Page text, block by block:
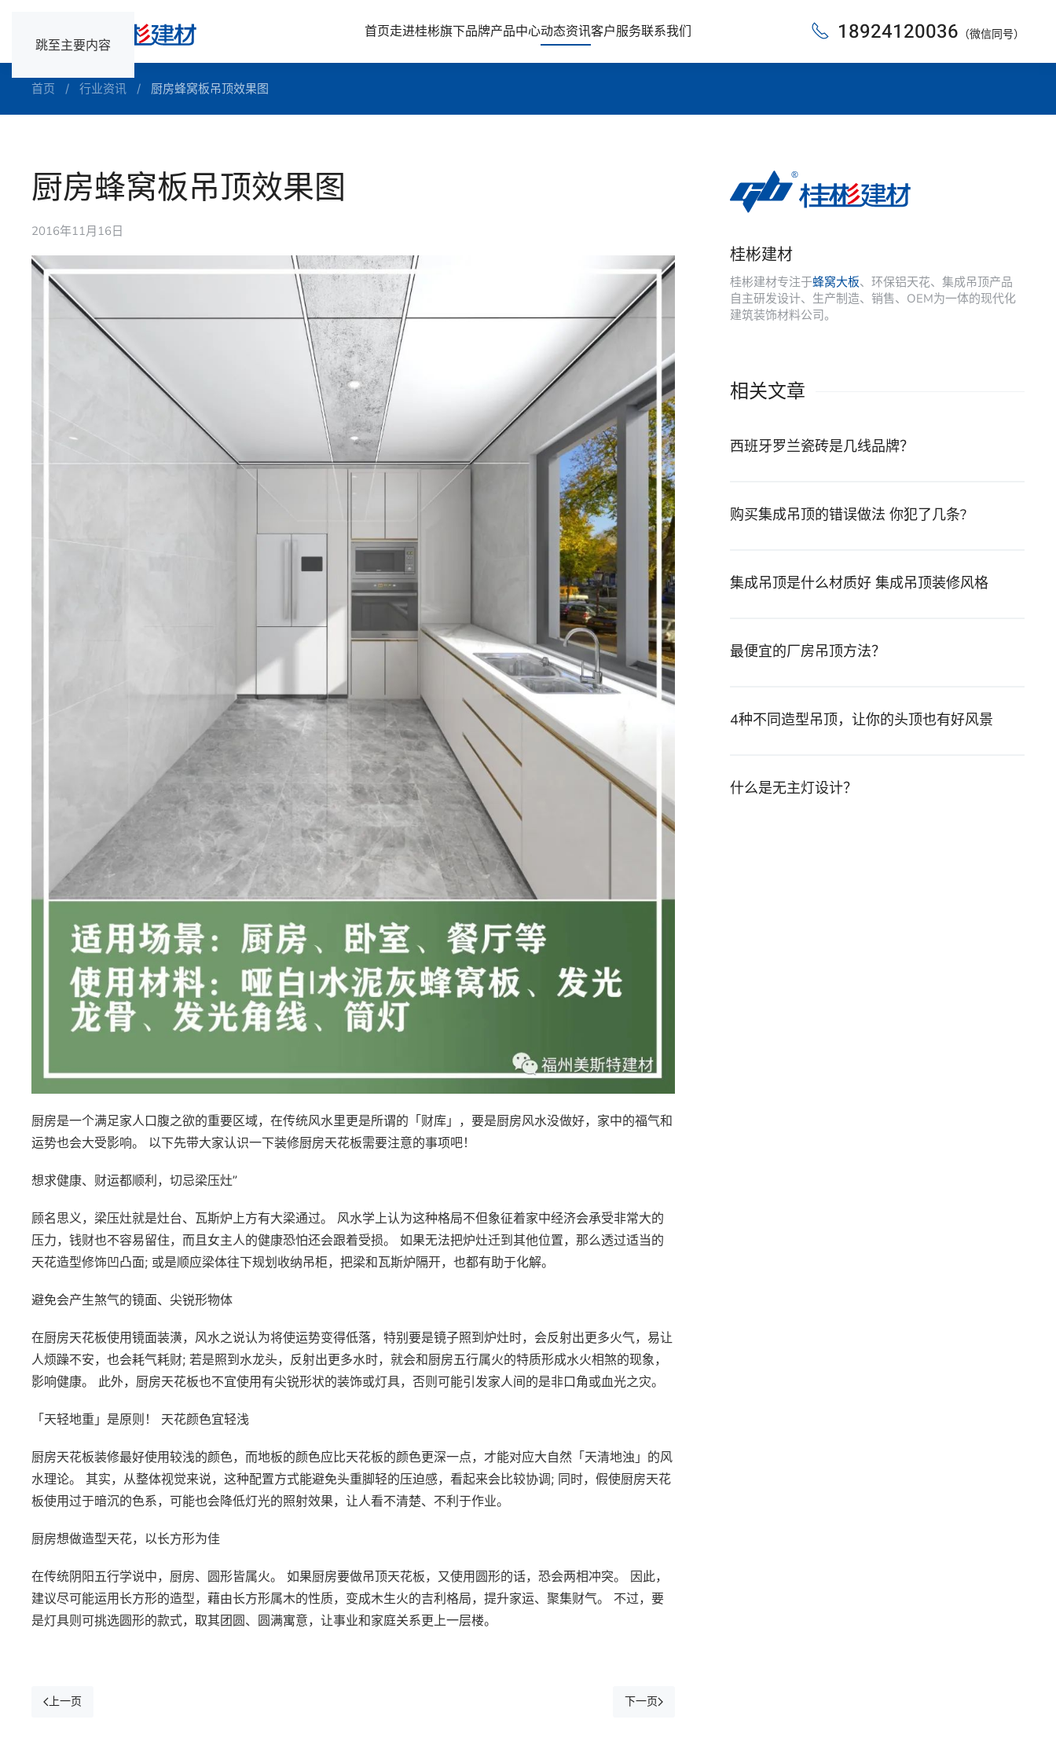
跳至主要内容
首页走进桂彬旗下品牌产品中心动态资讯客户服务联系我们 18924120036 （微信同号）
首页 行业资讯 厨房蜂窝板吊顶效果图
厨房蜂窝板吊顶效果图
2016年11月16日
厨房是一个满足家人口腹之欲的重要区域，在传统风水里更是所谓的「财库」，要是厨房风水没做好，家中的福气和
运势也会大受影响。 以下先带大家认识一下装修厨房天花板需要注意的事项吧！
想求健康、财运都顺利，切忌梁压灶”
顾名思义，梁压灶就是灶台、瓦斯炉上方有大梁通过。 风水学上认为这种格局不但象征着家中经济会承受非常大的
压力，钱财也不容易留住，而且女主人的健康恐怕还会跟着受损。 如果无法把炉灶迁到其他位置，那么透过适当的
天花造型修饰凹凸面; 或是顺应梁体往下规划收纳吊柜，把梁和瓦斯炉隔开，也都有助于化解。
避免会产生煞气的镜面、尖锐形物体
在厨房天花板使用镜面装潢，风水之说认为将使运势变得低落，特别要是镜子照到炉灶时，会反射出更多火气，易让
人烦躁不安，也会耗气耗财; 若是照到水龙头，反射出更多水时，就会和厨房五行属火的特质形成水火相煞的现象，
影响健康。 此外，厨房天花板也不宜使用有尖锐形状的装饰或灯具，否则可能引发家人间的是非口角或血光之灾。
「天轻地重」是原则！ 天花颜色宜轻浅
厨房天花板装修最好使用较浅的颜色，而地板的颜色应比天花板的颜色更深一点，才能对应大自然「天清地浊」的风
水理论。 其实，从整体视觉来说，这种配置方式能避免头重脚轻的压迫感，看起来会比较协调; 同时，假使厨房天花
板使用过于暗沉的色系，可能也会降低灯光的照射效果，让人看不清楚、不利于作业。
厨房想做造型天花，以长方形为佳
在传统阴阳五行学说中，厨房、圆形皆属火。 如果厨房要做吊顶天花板，又使用圆形的话，恐会两相冲突。 因此，
建议尽可能运用长方形的造型，藉由长方形属木的性质，变成木生火的吉利格局，提升家运、聚集财气。 不过，要
是灯具则可挑选圆形的款式，取其团圆、圆满寓意，让事业和家庭关系更上一层楼。
上一页 下一页
桂彬建材
桂彬建材专注于蜂窝大板、环保铝天花、集成吊顶产品
自主研发设计、生产制造、销售、OEM为一体的现代化
建筑装饰材料公司。
相关文章
西班牙罗兰瓷砖是几线品牌？
购买集成吊顶的错误做法 你犯了几条?
集成吊顶是什么材质好 集成吊顶装修风格
最便宜的厂房吊顶方法？
4种不同造型吊顶，让你的头顶也有好风景
什么是无主灯设计？